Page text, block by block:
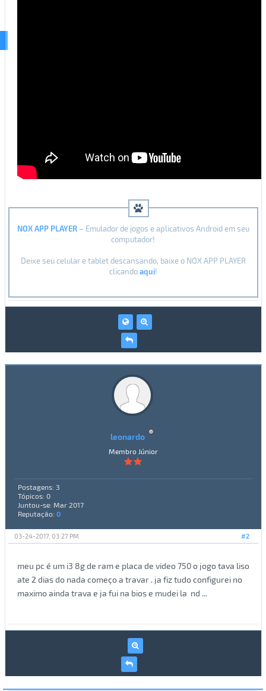
NOX APP PLAYER– Emulador de jogos e aplicativos Android em seu
computador!
Deixe seu celular e tablet descansando, baixe o NOX APP PLAYER
clicandoaqui!
leonardo
Membro Júnior
Postagens: 3
Tópicos: 0
Juntou-se: Mar 2017
Reputação: 0
#2
03-24-2017, 03:27 PM
meu pc é um i3 8g de ram e placa de video 750 o jogo tava liso
ate 2 dias do nada começo a travar . ja fiz tudo configurei no
maximo ainda trava e ja fui na bios e mudei la nd ...